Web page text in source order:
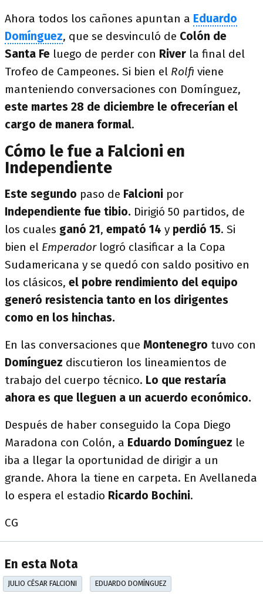
Ahora todos los cañones apuntan a Eduardo
Domínguez, que se desvinculó de Colón de
Santa Fe luego de perder con River la final del
Trofeo de Campeones. Si bien el Rolfi viene
manteniendo conversaciones con Domínguez,
este martes 28 de diciembre le ofrecerían el
cargo de manera formal.
Cómo le fue a Falcioni en
Independiente
Este segundo paso de Falcioni por
Independiente fue tibio. Dirigió 50 partidos, de
los cuales ganó 21, empató 14 y perdió 15. Si
bien el Emperador logró clasificar a la Copa
Sudamericana y se quedó con saldo positivo en
los clásicos, el pobre rendimiento del equipo
generó resistencia tanto en los dirigentes
como en los hinchas.
En las conversaciones que Montenegro tuvo con
Domínguez discutieron los lineamientos de
trabajo del cuerpo técnico. Lo que restaría
ahora es que lleguen a un acuerdo económico.
Después de haber conseguido la Copa Diego
Maradona con Colón, a Eduardo Domínguez le
iba a llegar la oportunidad de dirigir a un
grande. Ahora la tiene en carpeta. En Avellaneda
lo espera el estadio Ricardo Bochini.
CG
En esta Nota
JULIO CÉSAR FALCIONI EDUARDO DOMÍNGUEZ